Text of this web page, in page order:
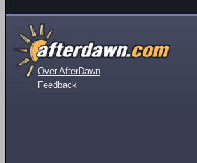
Over AfterDawn
Feedback